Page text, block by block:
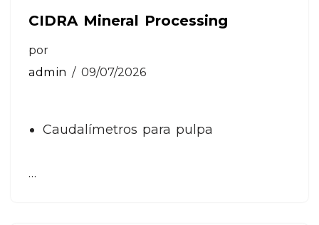
CIDRA Mineral Processing
por
admin
09/07/2026
Caudalímetros para pulpa
…